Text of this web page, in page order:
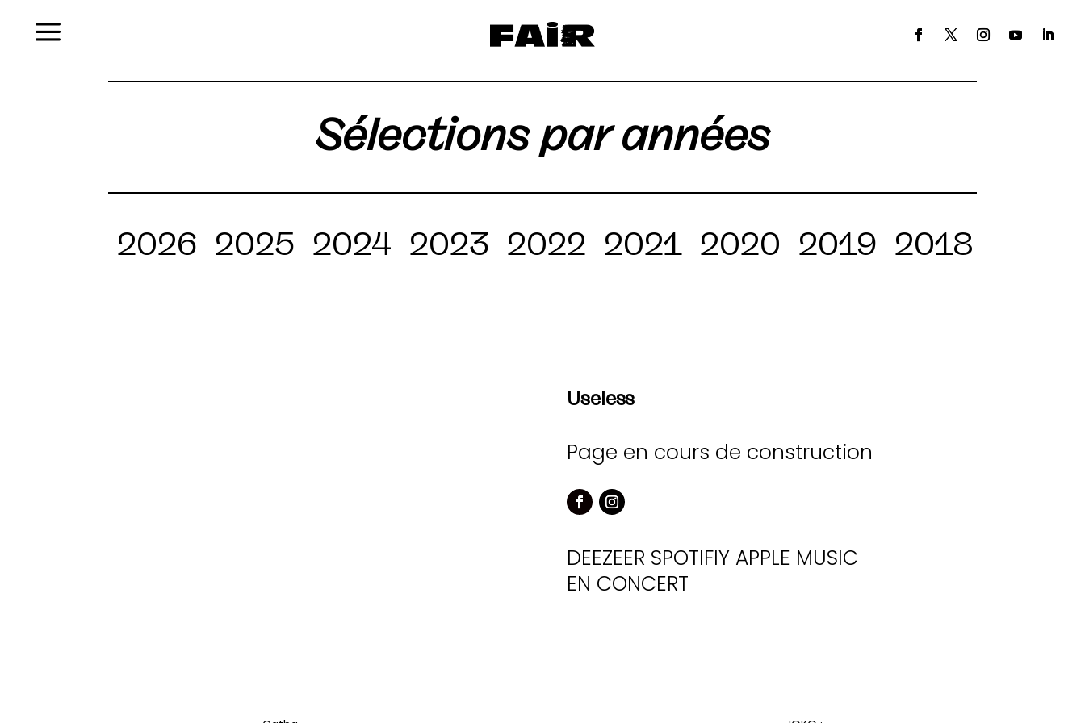
Sélections par années
2026 2025 2024 2023 2022 2021 2020 2019 2018
Useless
Page en cours de construction
DEEZEER SPOTIFIY APPLE MUSIC
EN CONCERT